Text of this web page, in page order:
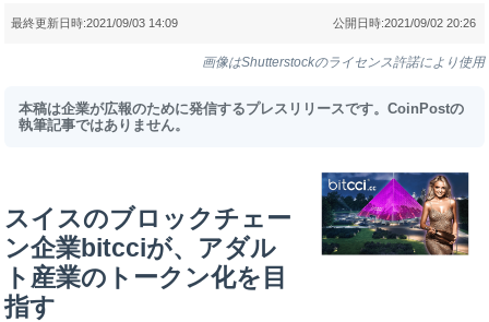
公開日時:2021/09/02 20:26
最終更新日時:2021/09/03 14:09
画像はShutterstockのライセンス許諾により使用
本稿は企業が広報のために発信するプレスリリースです。CoinPostの
執筆記事ではありません。
スイスのブロックチェー
ン企業bitcciが、アダル
ト産業のトークン化を目
指す